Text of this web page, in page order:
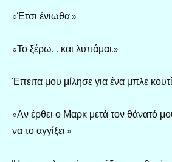
«Έτσι ένιωθα.»
«Το ξέρω… και λυπάμαι.»
Έπειτα μου μίλησε για ένα μπλε
«Αν έρθει ο Μαρκ μετά τον θάνατό
να το αγγίξει.»